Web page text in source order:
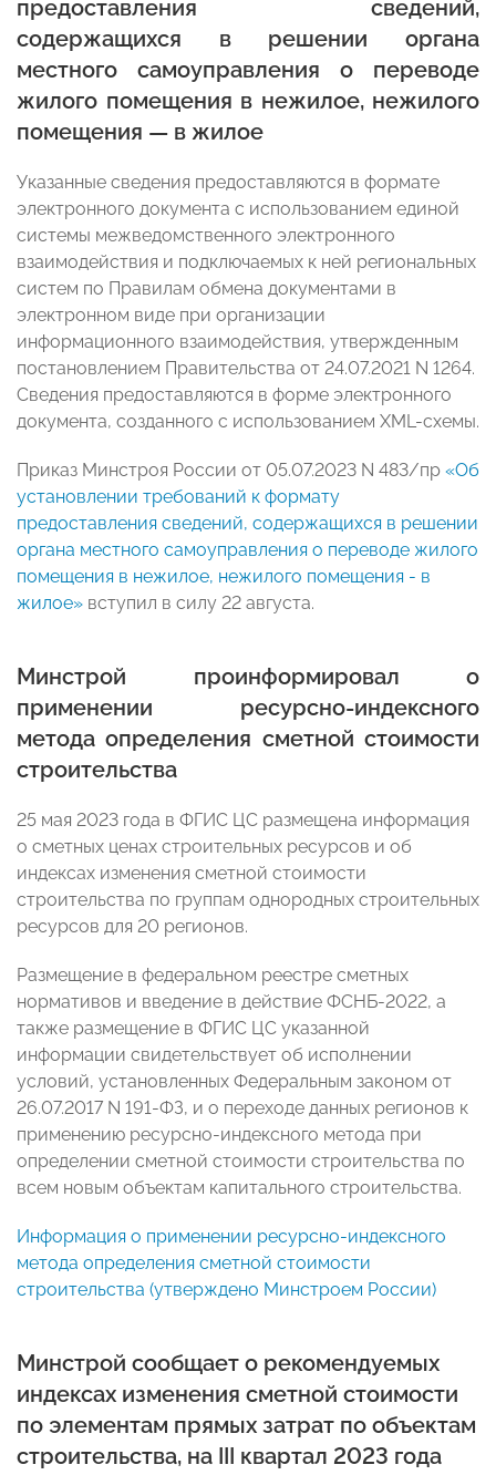
предоставления сведений,
содержащихся в решении органа
местного самоуправления о переводе
жилого помещения в нежилое, нежилого
помещения — в жилое
Указанные сведения предоставляются в формате
электронного документа с использованием единой
системы межведомственного электронного
взаимодействия и подключаемых к ней региональных
систем по Правилам обмена документами в
электронном виде при организации
информационного взаимодействия, утвержденным
постановлением Правительства от 24.07.2021 N 1264.
Сведения предоставляются в форме электронного
документа, созданного с использованием XML-схемы.
Приказ Минстроя России от 05.07.2023 N 483/пр «Об
установлении требований к формату
предоставления сведений, содержащихся в решении
органа местного самоуправления о переводе жилого
помещения в нежилое, нежилого помещения - в
жилое» вступил в силу 22 августа.
Минстрой проинформировал о
применении ресурсно-индексного
метода определения сметной стоимости
строительства
25 мая 2023 года в ФГИС ЦС размещена информация
о сметных ценах строительных ресурсов и об
индексах изменения сметной стоимости
строительства по группам однородных строительных
ресурсов для 20 регионов.
Размещение в федеральном реестре сметных
нормативов и введение в действие ФСНБ-2022, а
также размещение в ФГИС ЦС указанной
информации свидетельствует об исполнении
условий, установленных Федеральным законом от
26.07.2017 N 191-ФЗ, и о переходе данных регионов к
применению ресурсно-индексного метода при
определении сметной стоимости строительства по
всем новым объектам капитального строительства.
Информация о применении ресурсно-индексного
метода определения сметной стоимости
строительства (утверждено Минстроем России)
Минстрой сообщает о рекомендуемых
индексах изменения сметной стоимости
по элементам прямых затрат по объектам
строительства, на III квартал 2023 года